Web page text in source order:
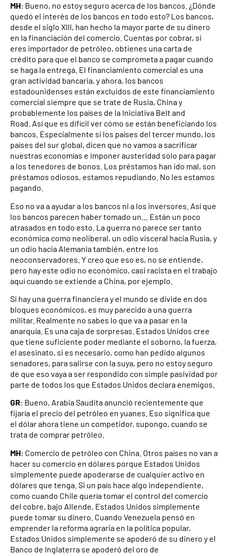
MH: Bueno, no estoy seguro acerca de los bancos. ¿Dónde
quedó el interés de los bancos en todo esto? Los bancos,
desde el siglo XIII, han hecho la mayor parte de su dinero
en la financiación del comercio. Cuentas por cobrar, si
eres importador de petróleo, obtienes una carta de
crédito para que el banco se comprometa a pagar cuando
se haga la entrega. El financiamiento comercial es una
gran actividad bancaria, y ahora, los bancos
estadounidenses están excluidos de este financiamiento
comercial siempre que se trate de Rusia, China y
probablemente los países de la Iniciativa Belt and
Road. Así que es difícil ver cómo se están beneficiando los
bancos. Especialmente si los países del tercer mundo, los
países del sur global, dicen que no vamos a sacrificar
nuestras economías e imponer austeridad solo para pagar
a los tenedores de bonos. Los préstamos han ido mal, son
préstamos odiosos, estamos repudiando. No les estamos
pagando.
Eso no va a ayudar a los bancos ni a los inversores. Así que
los bancos parecen haber tomado un… Están un poco
atrasados ​​en todo esto. La guerra no parece ser tanto
económica como neoliberal, un odio visceral hacia Rusia, y
un odio hacia Alemania también, entre los
neoconservadores. Y creo que eso es, no se entiende,
pero hay este odio no económico, casi racista en el trabajo
aquí cuando se extiende a China, por ejemplo.
Si hay una guerra financiera y el mundo se divide en dos
bloques económicos, es muy parecido a una guerra
militar. Realmente no sabes lo que va a pasar en la
anarquía. Es una caja de sorpresas. Estados Unidos cree
que tiene suficiente poder mediante el soborno, la fuerza,
el asesinato, si es necesario, como han pedido algunos
senadores, para salirse con la suya, pero no estoy seguro
de que eso vaya a ser respondido con simple pasividad por
parte de todos los que Estados Unidos declara enemigos.
GR: Bueno, Arabia Saudita anunció recientemente que
fijaría el precio del petróleo en yuanes. Eso significa que
el dólar ahora tiene un competidor, supongo, cuando se
trata de comprar petróleo.
MH: Comercio de petróleo con China. Otros países no van a
hacer su comercio en dólares porque Estados Unidos
simplemente puede apoderarse de cualquier activo en
dólares que tenga. Si un país hace algo independiente,
como cuando Chile quería tomar el control del comercio
del cobre, bajo Allende, Estados Unidos simplemente
puede tomar su dinero. Cuando Venezuela pensó en
emprender la reforma agraria en la política popular,
Estados Unidos simplemente se apoderó de su dinero y el
Banco de Inglaterra se apoderó del oro de